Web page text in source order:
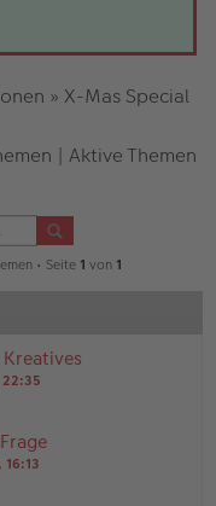
» X-Mas Special
| Aktive Themen
• Seite 1 von 1
22:35
16:13